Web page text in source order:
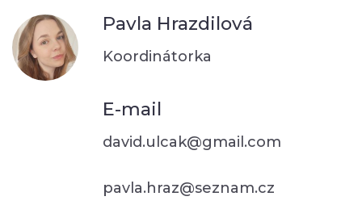
Pavla Hrazdilová
Koordinátorka
E-mail
david.ulcak@gmail.com
pavla.hraz@seznam.cz